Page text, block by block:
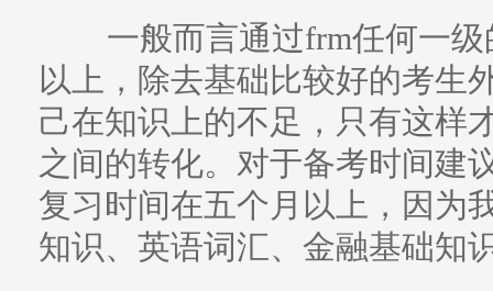
一般而言通过frm任何一级
以上，除去基础比较好的考生
己在知识上的不足，只有这样
之间的转化。对于备考时间建
复习时间在五个月以上，因为
知识、英语词汇、金融基础知